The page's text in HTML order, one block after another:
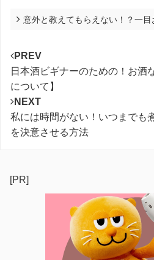
意外と教えてもらえない！？一
PREV
日本酒ビギナーのための！お酒
について】
NEXT
私には時間がない！いつまでも
を決意させる方法
[PR]